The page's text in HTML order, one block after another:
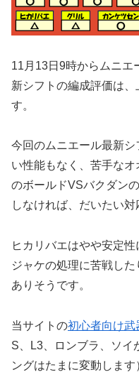
11月13日9時からムニエ
新シフトの編成評価は
す。
今回のムニエール最新
い性能もなく、苦手な
のボールドVSバクダン
しなければ、だいたい対
ヒカリバエはやや安定
ジャケの処理に苦戦し
ありそうです。
当サイトの初心者向け武
S、L3、ロンブラ、ソ
ングはたまに変動します